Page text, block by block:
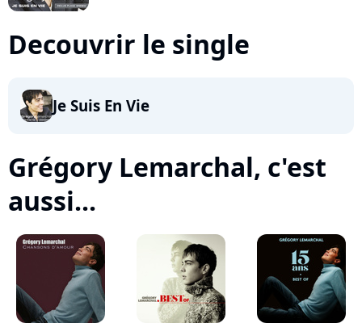
Decouvrir le single
Je Suis En Vie
Grégory Lemarchal, c'est
aussi...